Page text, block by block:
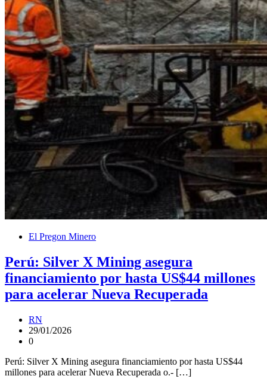
El Pregon Minero
Perú: Silver X Mining asegura
financiamiento por hasta US$44 millones
para acelerar Nueva Recuperada
RN
29/01/2026
0
Perú: Silver X Mining asegura financiamiento por hasta US$44
millones para acelerar Nueva Recuperada o.- […]